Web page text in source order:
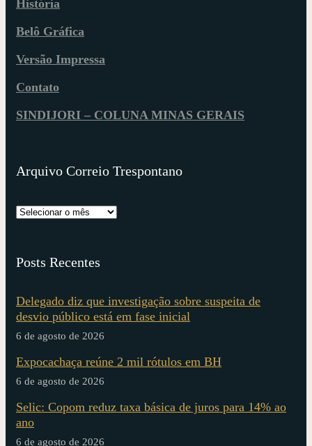
História
Belô Gráfica
Versão Impressa
Contato
SINDIJORI – COLUNA MINAS GERAIS
Arquivo Correio Trespontano
Posts Recentes
Delegado diz que investigação sobre suspeita de
desvio público está em fase inicial
6 de agosto de 2026
Expocachaça reúne 2 mil rótulos em BH
6 de agosto de 2026
Selic: Copom reduz taxa básica de juros para 14% ao
ano
6 de agosto de 2026